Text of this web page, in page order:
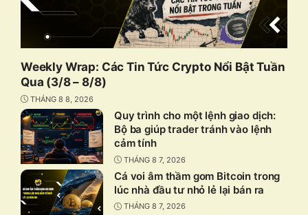
Weekly Wrap: Các Tin Tức Crypto Nổi Bật Tuần
Qua (3/8 – 8/8)
THÁNG 8 8, 2026
Quy trình cho một lệnh giao dịch:
Bộ ba giúp trader tránh vào lệnh
cảm tính
THÁNG 8 7, 2026
Cá voi âm thầm gom Bitcoin trong
lúc nhà đầu tư nhỏ lẻ lại bán ra
THÁNG 8 7, 2026